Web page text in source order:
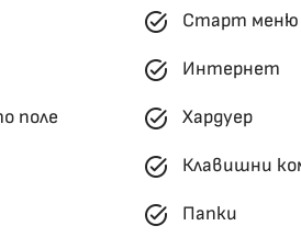
task_alt Старт меню
task_alt Интернет
поле task_alt Хардуер
task_alt Клавишни
task_alt Папки